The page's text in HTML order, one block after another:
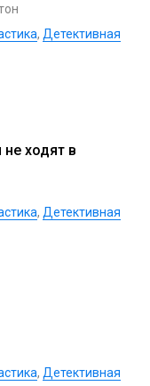
, Детективная
ходят в
, Детективная
, Детективная